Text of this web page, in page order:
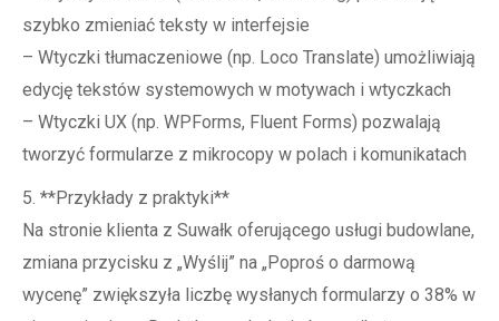
szybko zmieniać teksty w interfejsie
– Wtyczki tłumaczeniowe (np. Loco Translate) umożliwiają
edycję tekstów systemowych w motywach i wtyczkach
– Wtyczki UX (np. WPForms, Fluent Forms) pozwalają
tworzyć formularze z mikrocopy w polach i komunikatach
5. **Przykłady z praktyki**
Na stronie klienta z Suwałk oferującego usługi budowlane,
zmiana przycisku z „Wyślij” na „Poproś o darmową
wycenę” zwiększyła liczbę wysłanych formularzy o 38% w